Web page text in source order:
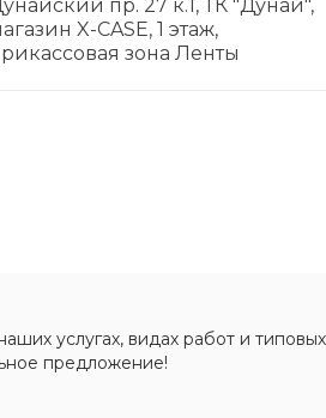
пр. 27 к.1, ТК "Дунай",
X-CASE, 1 этаж,
зона Ленты
услугах, видах работ и
предложение!